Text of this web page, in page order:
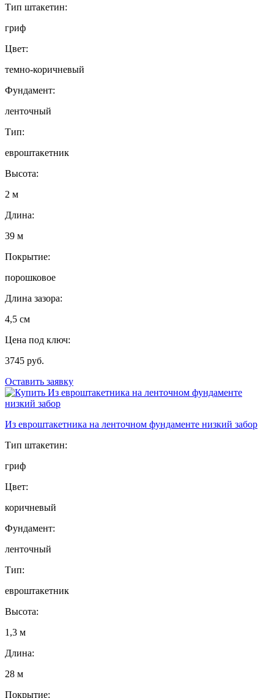
Тип штакетин:
гриф
Цвет:
темно-коричневый
Фундамент:
ленточный
Тип:
евроштакетник
Высота:
2 м
Длина:
39 м
Покрытие:
порошковое
Длина зазора:
4,5 см
Цена под ключ:
3745 руб.
Оставить заявку
Из евроштакетника на ленточном фундаменте низкий забор
Тип штакетин:
гриф
Цвет:
коричневый
Фундамент:
ленточный
Тип:
евроштакетник
Высота:
1,3 м
Длина:
28 м
Покрытие: